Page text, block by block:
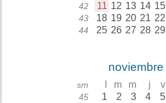
42 11 12 13 14 15
43 18 19 20 21 22
44 25 26 27 28 29
noviembre
sm m m j v
45 1 2 3 4 5